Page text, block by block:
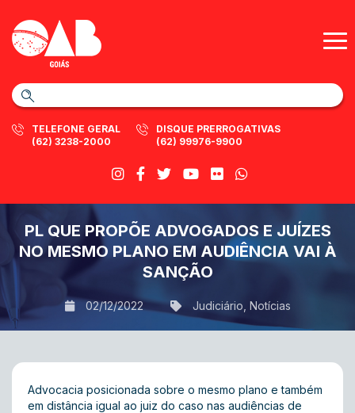
TELEFONE GERAL
(62) 3238-2000
DISQUE PRERROGATIVAS
(62) 99976-9900
PL QUE PROPÕE ADVOGADOS E JUÍZES
NO MESMO PLANO EM AUDIÊNCIA VAI À
SANÇÃO
02/12/2022 Judiciário Notícias
Advocacia posicionada sobre o mesmo plano e também
em distância igual ao juiz do caso nas audiências de